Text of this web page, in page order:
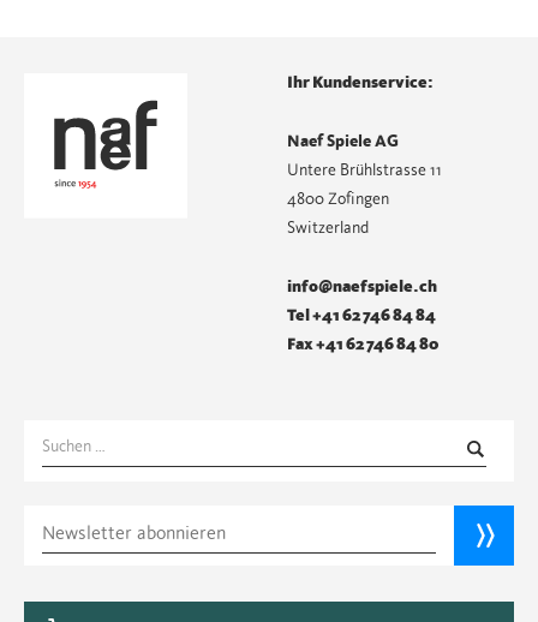
Ihr Kundenservice:
Naef Spiele AG
Untere Brühlstrasse 11
4800 Zofingen
Switzerland
info@naefspiele.ch
Tel +41 62 746 84 84
Fax +41 62 746 84 80
Suchen
nach: